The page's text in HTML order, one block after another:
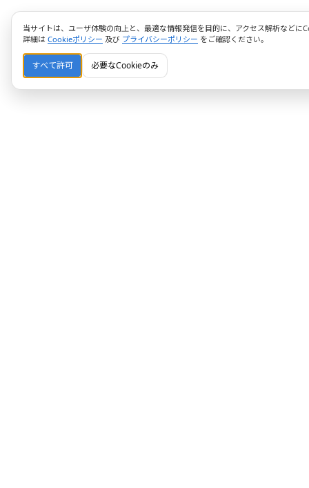
当サイトは、ユーザ体験の向上と、最適な情報発信を目的に、アクセス解析などに
詳細は Cookieポリシー 及び プライバシーポリシー をご確認ください。
すべて許可 必要なCookieのみ